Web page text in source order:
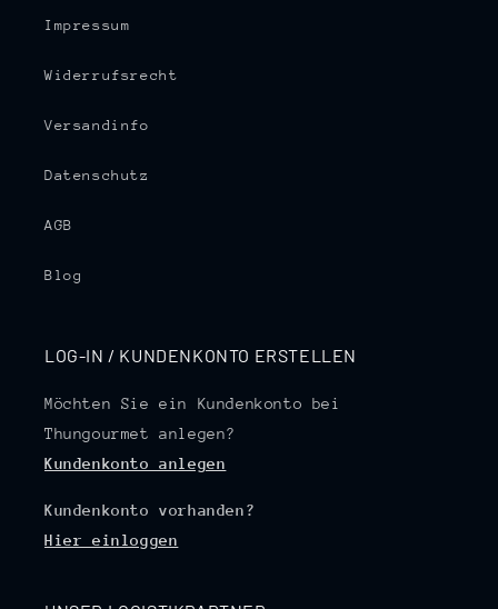
Impressum
Widerrufsrecht
Versandinfo
Datenschutz
AGB
Blog
LOG-IN / KUNDENKONTO ERSTELLEN
Möchten Sie ein Kundenkonto bei
Thungourmet anlegen?
Kundenkonto anlegen
Kundenkonto vorhanden?
Hier einloggen